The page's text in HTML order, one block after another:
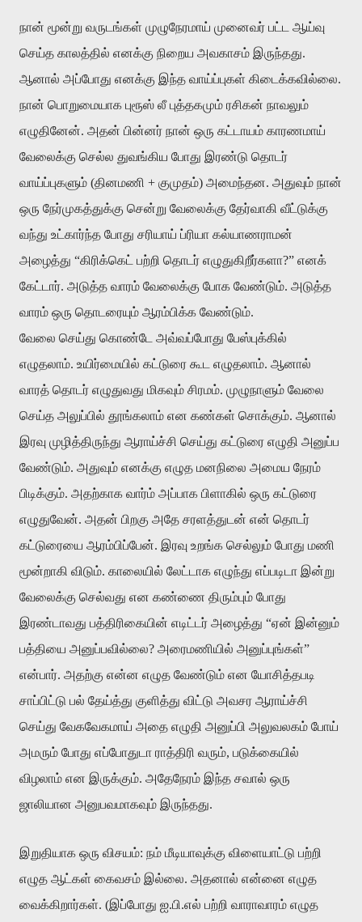
நான் மூன்று வருடங்கள் முழுநேரமாய் முனைவர் பட்ட ஆய்வு
செய்த காலத்தில் எனக்கு நிறைய அவகாசம் இருந்தது.
ஆனால் அப்போது எனக்கு இந்த வாய்ப்புகள் கிடைக்கவில்லை.
நான் பொறுமையாக புரூஸ் லீ புத்தகமும் ரசிகன் நாவலும்
எழுதினேன். அதன் பின்னர் நான் ஒரு கட்டாயம் காரணமாய்
வேலைக்கு செல்ல துவங்கிய போது இரண்டு தொடர்
வாய்ப்புகளும் (தினமணி + குமுதம்) அமைந்தன. அதுவும் நான்
ஒரு நேர்முகத்துக்கு சென்று வேலைக்கு தேர்வாகி வீட்டுக்கு
வந்து உட்கார்ந்த போது சரியாய் ப்ரியா கல்யாணராமன்
அழைத்து “கிரிக்கெட் பற்றி தொடர் எழுதுகிறீர்களா?” எனக்
கேட்டார். அடுத்த வாரம் வேலைக்கு போக வேண்டும். அடுத்த
வாரம் ஒரு தொடரையும் ஆரம்பிக்க வேண்டும்.
வேலை செய்து கொண்டே அவ்வப்போது பேஸ்புக்கில்
எழுதலாம். உயிர்மையில் கட்டுரை கூட எழுதலாம். ஆனால்
வாரத் தொடர் எழுதுவது மிகவும் சிரமம். முழுநாளும் வேலை
செய்த அலுப்பில் தூங்கலாம் என கண்கள் சொக்கும். ஆனால்
இரவு முழித்திருந்து ஆராய்ச்சி செய்து கட்டுரை எழுதி அனுப்ப
வேண்டும். அதுவும் எனக்கு எழுத மனநிலை அமைய நேரம்
பிடிக்கும். அதற்காக வார்ம் அப்பாக பிளாகில் ஒரு கட்டுரை
எழுதுவேன். அதன் பிறகு அதே சரளத்துடன் என் தொடர்
கட்டுரையை ஆரம்பிப்பேன். இரவு உறங்க செல்லும் போது மணி
மூன்றாகி விடும். காலையில் லேட்டாக எழுந்து எப்படிடா இன்று
வேலைக்கு செல்வது என கண்ணை திரும்பும் போது
இரண்டாவது பத்திரிகையின் எடிட்டர் அழைத்து “ஏன் இன்னும்
பத்தியை அனுப்பவில்லை? அரைமணியில் அனுப்புங்கள்”
என்பார். அதற்கு என்ன எழுத வேண்டும் என யோசித்தபடி
சாப்பிட்டு பல் தேய்த்து குளித்து விட்டு அவசர ஆராய்ச்சி
செய்து வேகவேகமாய் அதை எழுதி அனுப்பி அலுவலகம் போய்
அமரும் போது எப்போதுடா ராத்திரி வரும், படுக்கையில்
விழலாம் என இருக்கும். அதேநேரம் இந்த சவால் ஒரு
ஜாலியான அனுபவமாகவும் இருந்தது.
இறுதியாக ஒரு விசயம்: நம் மீடியாவுக்கு விளையாட்டு பற்றி
எழுத ஆட்கள் கைவசம் இல்லை. அதனால் என்னை எழுத
வைக்கிறார்கள். (இப்போது ஐ.பி.எல் பற்றி வாராவாரம் எழுத